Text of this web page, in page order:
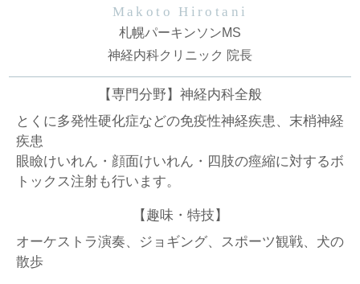
Makoto Hirotani
札幌パーキンソンMS
神経内科クリニック 院長
【専門分野】神経内科全般
とくに多発性硬化症などの免疫性神経疾患、末梢神経
疾患
眼瞼けいれん・顔面けいれん・四肢の痙縮に対するボ
トックス注射も行います。
【趣味・特技】
オーケストラ演奏、ジョギング、スポーツ観戦、犬の
散歩